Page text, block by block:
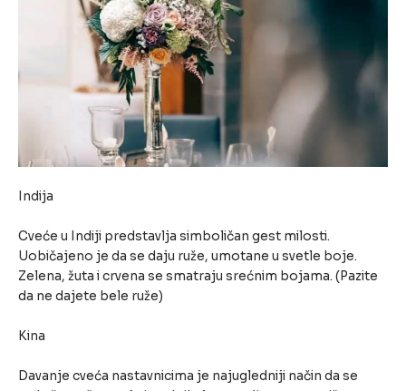
Indija
Cveće u Indiji predstavlja simboličan gest milosti.
Uobičajeno je da se daju ruže, umotane u svetle boje.
Zelena, žuta i crvena se smatraju srećnim bojama. (Pazite
da ne dajete bele ruže)
Kina
Davanje cveća nastavnicima je najugledniji način da se